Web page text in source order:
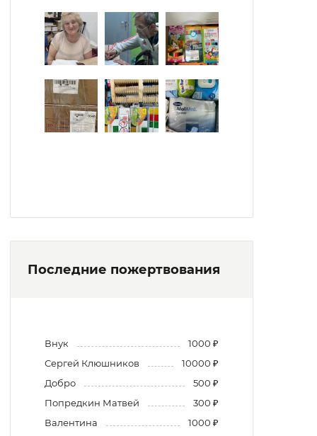
Последние пожертвования
Внук
1000 ₽
Сергей Клюшников
10000 ₽
Добро
500 ₽
Попредкин Матвей
300 ₽
Валентина
1000 ₽